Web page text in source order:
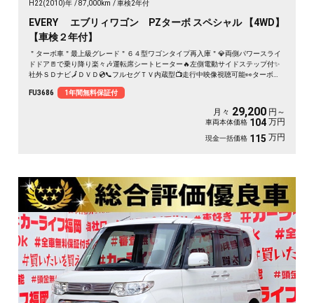
H22(2010)年 87,000km 車検2年付
EVERY エブリィワゴン PZターボ スペシャル 【4WD】
【車検２年付】
＂ターボ車＂最上級グレード＂６４型ワゴンタイプ再入庫＂💎両側パワースライ
ドドア🚪で乗り降り楽々🎶運転席シートヒーター🔥左側電動サイドステップ付✨
社外ＳＤナビ🗾ＤＶＤ💿📞フルセグＴＶ内蔵型📺走行中映像視聴可能👀ターボ車
プ💺月々２万円台～ＯＫ🚗
FU3686 1年間無料保証付
月々 29,200 円～
車両本体価格 104 万円
現金一括価格 115 万円